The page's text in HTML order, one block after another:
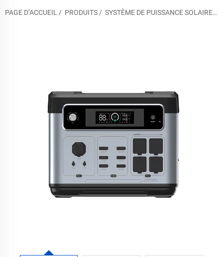
PAGE D’ACCUEIL / PRODUITS / SYSTÈME DE PUISSANCE SOLAIRE/